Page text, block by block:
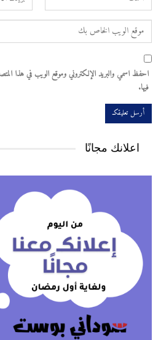
احفظ اسمي والبريد الإلكتروني وموقع الويب في هذا
فيها.
اعلانك مجانًا